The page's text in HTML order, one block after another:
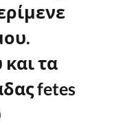
τα
fetes